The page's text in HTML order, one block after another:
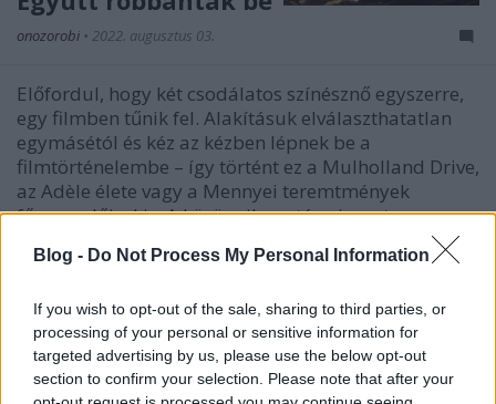
Blog - Do Not Process My Personal Information
If you wish to opt-out of the sale, sharing to third parties, or
processing of your personal or sensitive information for
targeted advertising by us, please use the below opt-out
section to confirm your selection. Please note that after your
onozorobi • 2022. augusztus 03.
Előfordul, hogy két csodálatos színésznő egyszerre,
egy filmben tűnik fel. Alakításuk elválaszthatatlan
egymásétól és kéz az kézben lépnek be a
filmtörténelembe – így történt ez a Mulholland Drive,
az Adèle élete vagy a Mennyei teremtmények
főszereplőivel is. A közös siker után viszont nem